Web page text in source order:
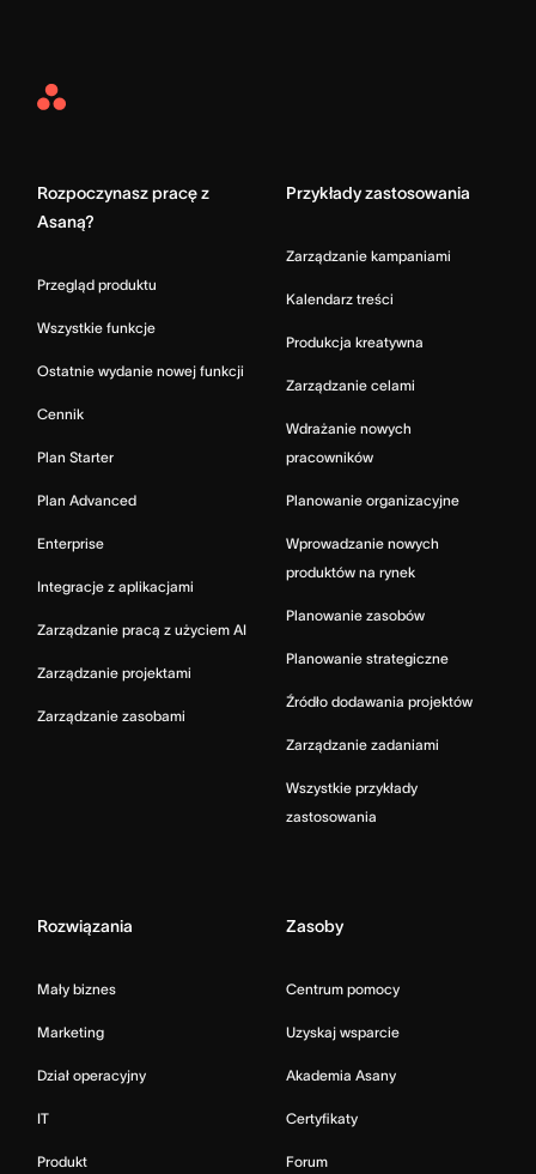
Asana
Rozpoczynasz pracę z
Asaną?
Przegląd produktu
Wszystkie funkcje
Ostatnie wydanie nowej funkcji
Cennik
Plan Starter
Plan Advanced
Enterprise
Integracje z aplikacjami
Zarządzanie pracą z użyciem AI
Zarządzanie projektami
Zarządzanie zasobami
Przykłady zastosowania
Zarządzanie kampaniami
Kalendarz treści
Produkcja kreatywna
Zarządzanie celami
Wdrażanie nowych
pracowników
Planowanie organizacyjne
Wprowadzanie nowych
produktów na rynek
Planowanie zasobów
Planowanie strategiczne
Źródło dodawania projektów
Zarządzanie zadaniami
Wszystkie przykłady
zastosowania
Rozwiązania
Mały biznes
Marketing
Dział operacyjny
IT
Produkt
Zasoby
Centrum pomocy
Uzyskaj wsparcie
Akademia Asany
Certyfikaty
Forum